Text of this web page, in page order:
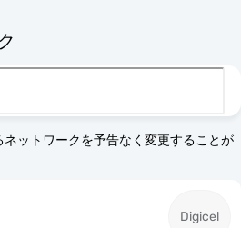
ットワークを予告なく変更することが
Digicel